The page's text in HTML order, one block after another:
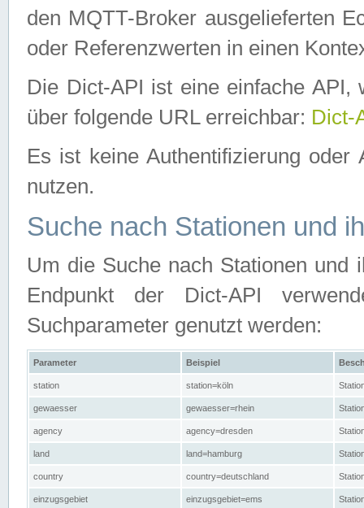
den MQTT-Broker ausgelieferten
oder Referenzwerten in einen
Die Dict-API ist eine einfache API,
über folgende URL erreichbar: Dict-
Es ist keine Authentifizierung
nutzen.
Suche nach Stationen und
Um die Suche nach Stationen und
Endpunkt der Dict-API
Suchparameter genutzt werden:
Parameter Beispiel
station station=köln
gewaesser gewaesser=rhein
agency agency=dresden
land land=hamburg
country country=deutschland
einzugsgebiet einzugsgebiet=ems